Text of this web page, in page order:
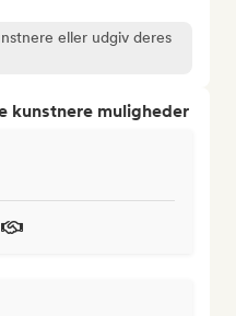
eller udgiv deres
kunstnere muligheder